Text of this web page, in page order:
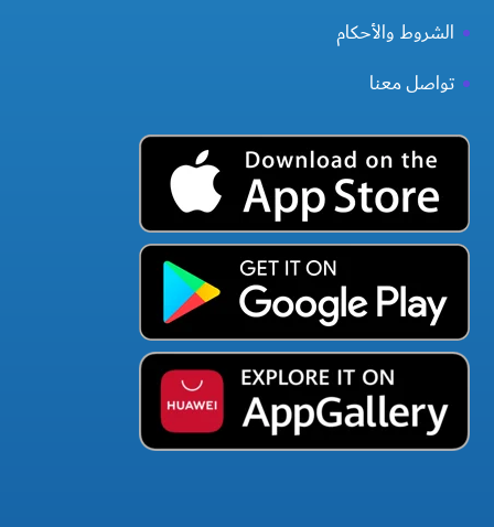
الشروط والأحكام
تواصل معنا